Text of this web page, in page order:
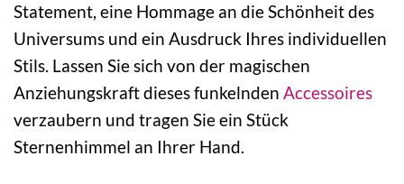
Statement, eine Hommage an die Schönheit des
Universums und ein Ausdruck Ihres individuellen
Stils. Lassen Sie sich von der magischen
Anziehungskraft dieses funkelnden Accessoires
verzaubern und tragen Sie ein Stück
Sternenhimmel an Ihrer Hand.